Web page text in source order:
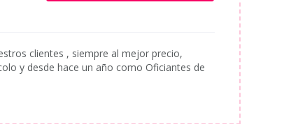
clientes , siempre al mejor precio,
y desde hace un año como Oficiantes de